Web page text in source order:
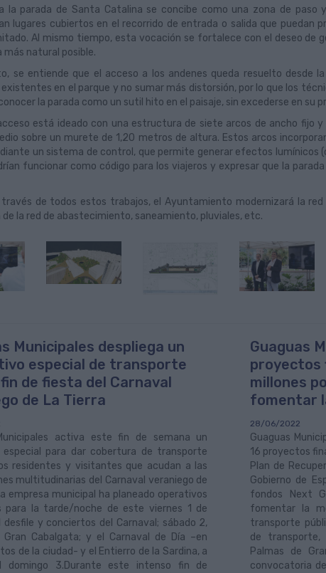
la parada de Santa Catalina se concibe como una zona de paso
lugares cubiertos en el recorrido de entrada o salida que puedan
Al mismo tiempo, esta vocación se fortalece con el deseo de
más natural posible.
se entiende que el acceso a los andenes queda resuelto desde
en el parque y no sumar más distorsión, por lo que los
la parada como un sutil hito en el paisaje, sin excederse en su
está ideado con una estructura de siete arcos de ancho fijo
sobre un murete de 1,20 metros de altura. Estos arcos
un sistema de control, que permite generar efectos lumínicos
funcionar como código para los viajeros y expresar que la
través de todos estos trabajos, el Ayuntamiento modernizará la
de la red de abastecimiento, saneamiento, pluviales, etc.
Municipales despliega un
especial de transporte
de fiesta del Carnaval
de La Tierra
activa este fin de semana un
especial para dar cobertura de transporte
residentes y visitantes que acudan a las
multitudinarias del Carnaval veraniego de
empresa municipal ha planeado operativos
para la tarde/noche de este viernes 1 de
desfile y conciertos del Carnaval; sábado 2,
Cabalgata; y el Carnaval de Día –en
de la ciudad- y el Entierro de la Sardina, a
domingo 3.Durante este intenso fin de
Guaguas
proyectos
millones
fomentar
28/06/2022
Guaguas
16 proyectos
Plan de
Gobierno de
fondos Next
fomentar la
transporte
de transporte,
Palmas de
convocatoria